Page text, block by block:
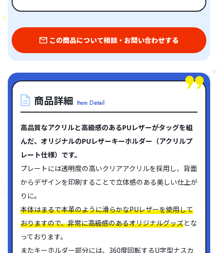
この商品について相談・お問い合わせする
商品詳細 Item Detail
高品質なアクリルと高級感のあるPUレザーがタッグを組
んだ、オリジナルのPUレザーキーホルダー（アクリルプ
レート仕様）です。
プレートには透明度の高いクリアアクリルを採用し、背面
からデザインを印刷することで立体感のある美しい仕上が
りに。
本体はまるで本革のように滑らかなPUレザーを使用して
おりますので、非常に高級感のあるオリジナルグッズとな
っております。
またキーホルダー部分には、360度回転するU字型ナスカ